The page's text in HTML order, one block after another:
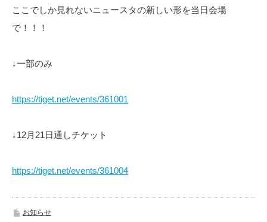
ここでしか見れないニュースタの新しい形を当日会場
で！！！
↓一部のみ
https://tiget.net/events/361001
↓12月21日通しチケット
https://tiget.net/events/361004
お知らせ